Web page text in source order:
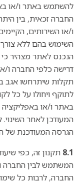
להשתמש באתר ו/או
החברה זכאית, בין
ו/או השירותים,
השימוש בהם ללא
הנכנס לאתר מצהיר כי
דרישה כלפי החברה ו/
תקלות שיתרחשו אגב
לתוקף ויחולו על כל
באתר ו/או
המעודכן לאחר
הגרסה המעודכנת של
8.1 תקנון זה, כפי
המשתמש לבין החברה
החברה, לרבות כל